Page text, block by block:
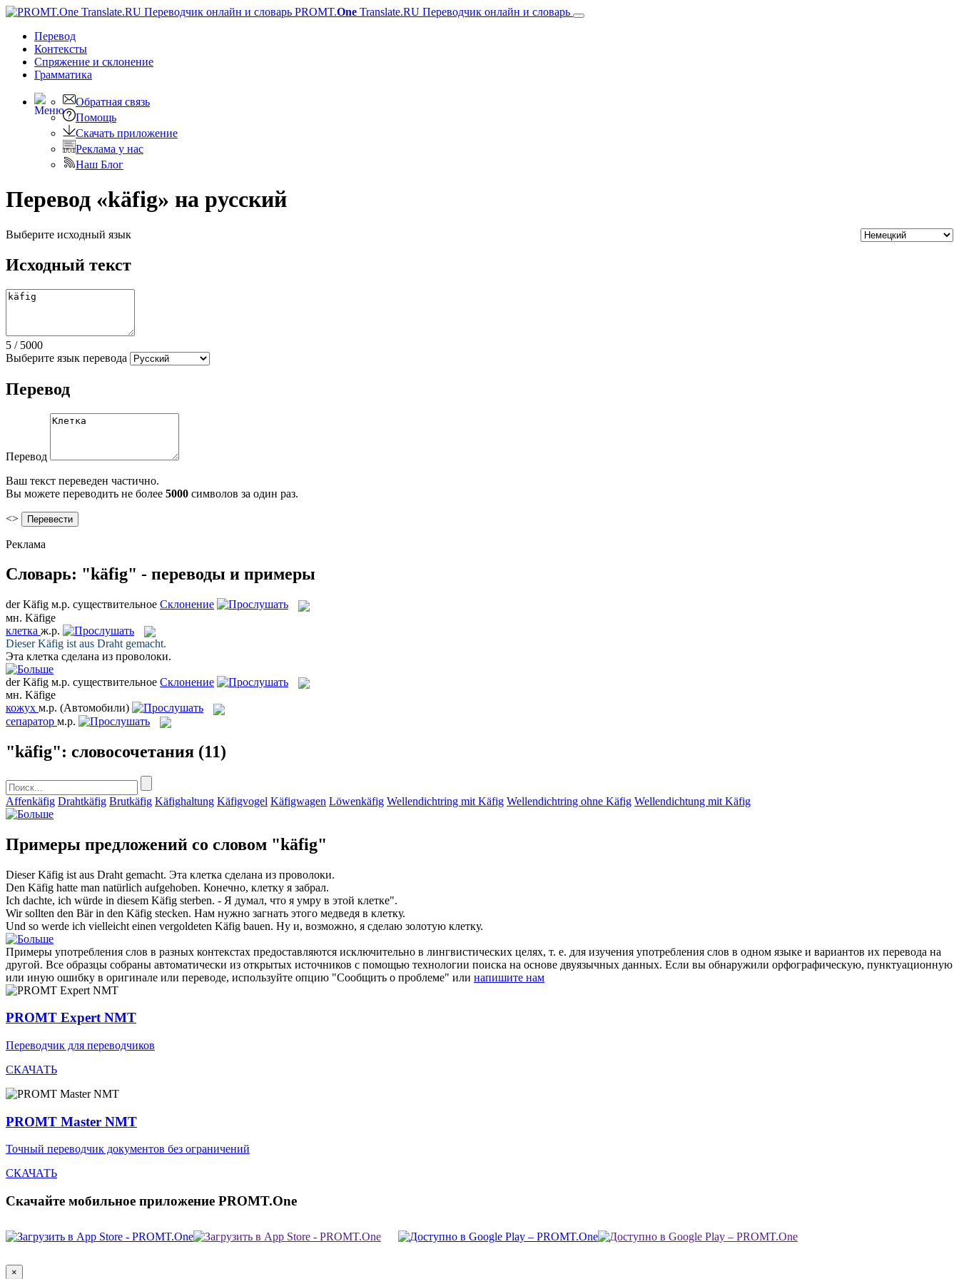
PROMT.One Translate.RU Переводчик онлайн и словарь
Перевод
Контексты
Спряжение и склонение
Грамматика
Обратная связь
Помощь
Скачать приложение
Реклама у нас
Наш Блог
Перевод «käfig» на русский
Выберите исходный язык
Исходный текст
5 / 5000
Выберите язык перевода
Перевод
Перевод
Ваш текст переведен частично.
Вы можете переводить не более 5000 символов за один раз.
<>
Реклама
Словарь: "käfig" - переводы и примеры
derKäfig м.р. существительное Склонение
мн. Käfige
клетка ж.р.
DieserKäfig ist aus Draht gemacht.
Эта клетка сделана из проволоки.
derKäfig м.р. существительное Склонение
мн. Käfige
кожух м.р. (Автомобили)
сепаратор м.р.
"käfig": словосочетания (11)
Affenkäfig Drahtkäfig Brutkäfig Käfighaltung Käfigvogel Käfigwagen Löwenkäfig Wellendichtring mit Käfig Wellendichtring ohne Käfig Wellendichtung mit Käfig
Примеры предложений со словом "käfig"
DieserKäfig ist aus Draht gemacht. Эта клетка сделана из проволоки.
Den Käfig hatte man natürlich aufgehoben. Конечно, клетку я забрал.
Ich dachte, ich würde in diesem Käfig sterben. - Я думал, что я умру в этой клетке".
Wir sollten den Bär in den Käfig stecken. Нам нужно загнать этого медведя в клетку.
Und so werde ich vielleicht einen vergoldeten Käfig bauen. Ну и, возможно, я сделаю золотую клетку.
Примеры употребления слов в разных контекстах предоставляются исключительно в лингвистических целях, т. е. для изучения употребления слов в одном языке и вариантов их перевода на
другой. Все образцы собраны автоматически из открытых источников с помощью технологии поиска на основе двуязычных данных. Если вы обнаружили орфографическую, пунктуационную
или иную ошибку в оригинале или переводе, используйте опцию "Сообщить о проблеме" или напишите нам
PROMT Expert NMT
Переводчик для переводчиков
СКАЧАТЬ
PROMT Master NMT
Точный переводчик документов без ограничений
СКАЧАТЬ
Скачайте мобильное приложение PROMT.One
×